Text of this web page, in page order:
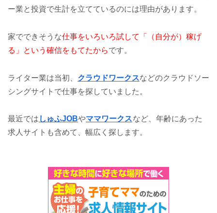
ー業と投資で生計を立てているのには理由があります。
家でできそうな仕事をいろいろ試して「（自分が）稼げ
る」という確信をもてたからです。
ライター業は当初、 クラウドワークスなどのクラウドソー
シングサイトで仕事を探していました。
最近では しゅふJOBやママワークスなど、年齢にあった
求人サイトも含めて、幅広く探します。